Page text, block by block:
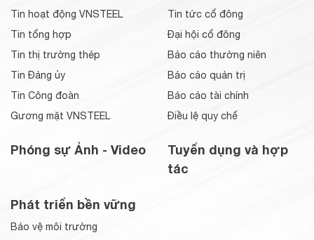
Tin hoạt động VNSTEEL
Tin tổng hợp
Tin thị trường thép
Tin Đảng ủy
Tin Công đoàn
Gương mặt VNSTEEL
Phóng sự Ảnh - Video
Tin tức cổ đông
Đại hội cổ đông
Báo cáo thường niên
Báo cáo quản trị
Báo cáo tài chính
Điều lệ quy chế
Tuyển dụng và hợp
tác
Phát triển bền vững
Bảo vệ môi trường